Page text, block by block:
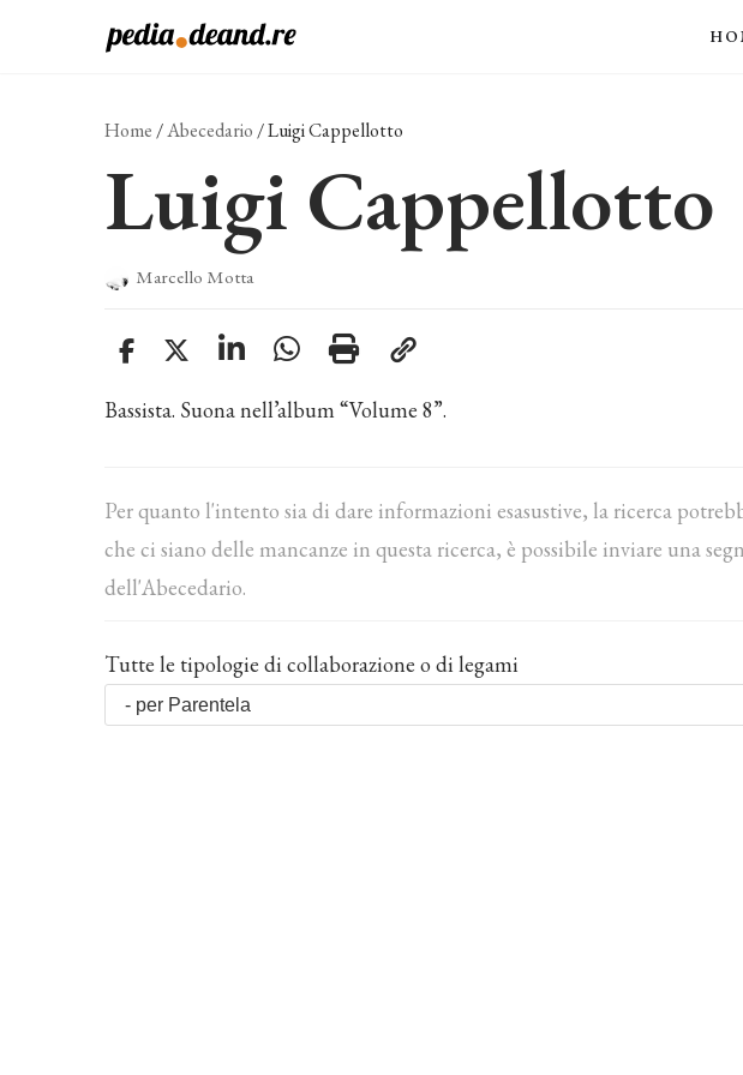
Home /Abecedario /Luigi Cappellotto
Luigi Cappellotto
Marcello Motta
Bassista. Suona nell’album “Volume 8”.
Per quanto l'intento sia di dare informazioni esasustive, la ricerca
che ci siano delle mancanze in questa ricerca, è possibile inviare una
dell'Abecedario.
Tutte le tipologie di collaborazione o di legami